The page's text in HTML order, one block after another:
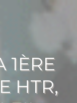
1ÈRE
HTR,